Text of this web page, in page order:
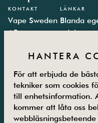
KONTAKT
Vape Sweden
AB
Hägersten
Måndag –
Fredag
08.00-16.00
LÄNKAR
Blanda
e-juice
kalkylator
Vanliga
Kontakta
Om oss
Returer
HANTERA
För att erbjuda de
tekniker som cookies
till enhetsinformation.
kommer att låta oss